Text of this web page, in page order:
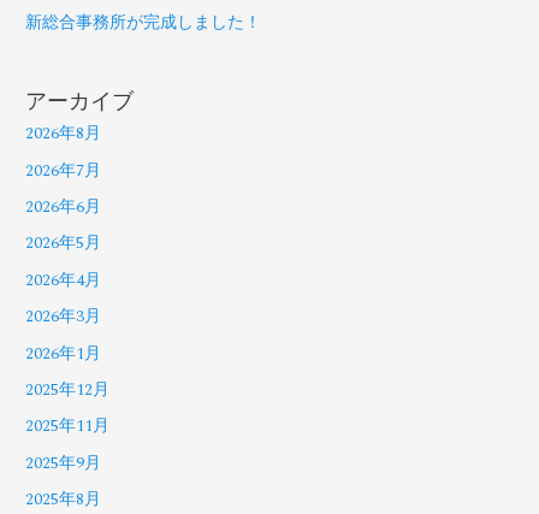
新総合事務所が完成しました！
アーカイブ
2026年8月
2026年7月
2026年6月
2026年5月
2026年4月
2026年3月
2026年1月
2025年12月
2025年11月
2025年9月
2025年8月